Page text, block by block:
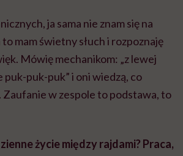
ja sama nie znam się na
mam świetny słuch i rozpoznaję
Mówię mechanikom: „z lewej
puk-puk-puk” i oni wiedzą, co
w zespole to podstawa, to
życie między rajdami? Praca,